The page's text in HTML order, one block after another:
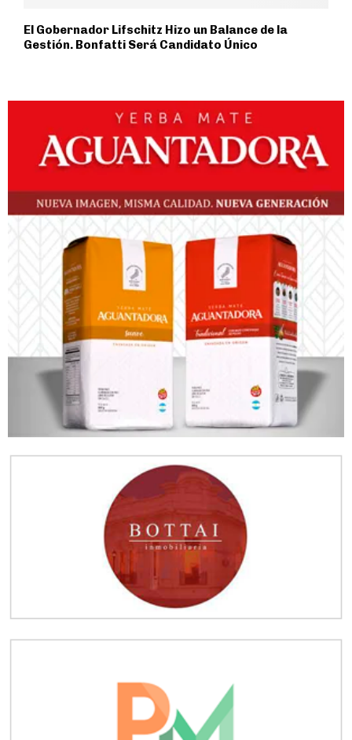
El Gobernador Lifschitz Hizo un Balance de la
Gestión. Bonfatti Será Candidato Único